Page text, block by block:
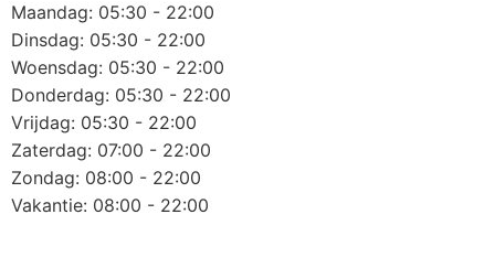
Maandag: 05:30 - 22:00
Dinsdag: 05:30 - 22:00
Woensdag: 05:30 - 22:00
Donderdag: 05:30 - 22:00
Vrijdag: 05:30 - 22:00
Zaterdag: 07:00 - 22:00
Zondag: 08:00 - 22:00
Vakantie: 08:00 - 22:00